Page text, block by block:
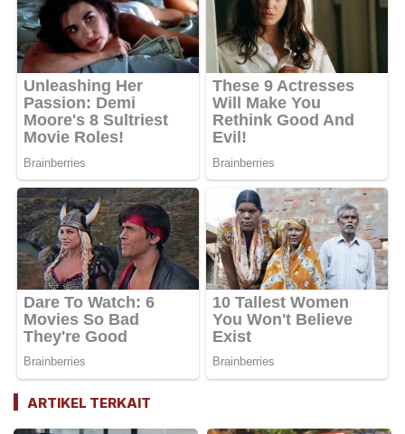
ARTIKEL TERKAIT